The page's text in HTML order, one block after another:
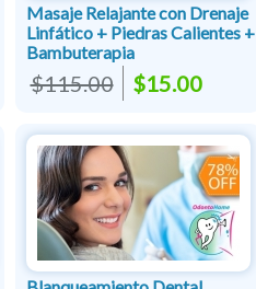
Masaje Relajante con Drenaje
Linfático + Piedras Calientes +
Bambuterapia
$115.00 $15.00